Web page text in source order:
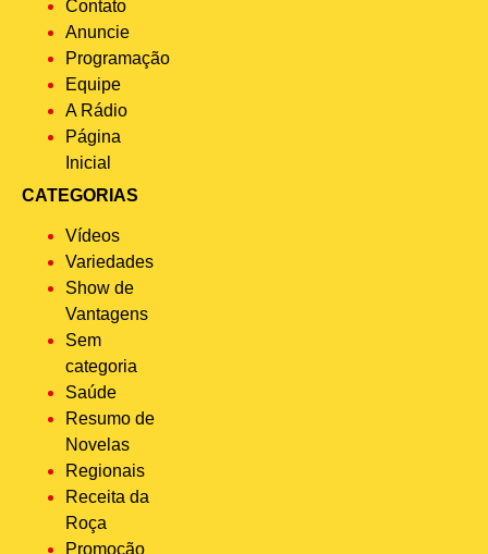
Contato
Anuncie
Programação
Equipe
A Rádio
Página
Inicial
CATEGORIAS
Vídeos
Variedades
Show de
Vantagens
Sem
categoria
Saúde
Resumo de
Novelas
Regionais
Receita da
Roça
Promoção